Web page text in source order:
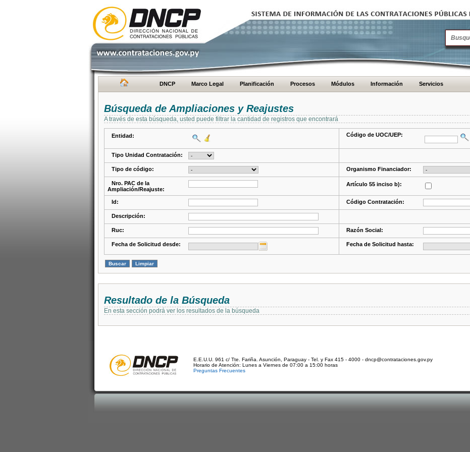
DNCP Marco Legal Planificación Procesos Módulos Información Servicios
Búsqueda de Ampliaciones y Reajustes
A través de esta búsqueda, usted puede filtrar la cantidad de registros que encontrará
Entidad: Código de UOC/UEP:
Tipo Unidad Contratación:
Tipo de código: Organismo Financiador:
Nro. PAC de la
Ampliación/Reajuste:
Artículo 55 inciso b):
Id: Código Contratación:
Descripción:
Ruc: Razón Social:
Fecha de Solicitud desde: Fecha de Solicitud hasta:
Resultado de la Búsqueda
En esta sección podrá ver los resultados de la búsqueda
E.E.U.U. 961 c/ Tte. Fariña. Asunción, Paraguay - Tel. y Fax 415 - 4000 - dncp@contrataciones.gov.py
Horario de Atención: Lunes a Viernes de 07:00 a 15:00 horas
Preguntas Frecuentes